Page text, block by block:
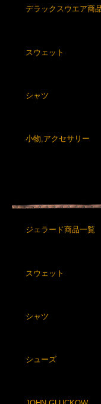
デラックスウエア商
スウェット
シャツ
小物,アクセサリー
ジェラード商品一覧
スウェット
シャツ
シューズ